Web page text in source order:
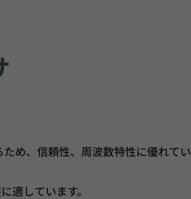
め、信頼性、周波数特性に優れて
適しています。